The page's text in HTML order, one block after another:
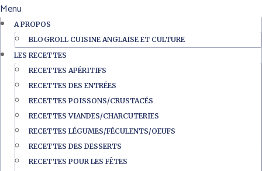
Menu
A PROPOS
BLOGROLL CUISINE ANGLAISE ET CULTURE
LES RECETTES
RECETTES APÉRITIFS
RECETTES DES ENTRÉES
RECETTES POISSONS/CRUSTACÉS
RECETTES VIANDES/CHARCUTERIES
RECETTES LÉGUMES/FÉCULENTS/OEUFS
RECETTES DES DESSERTS
RECETTES POUR LES FÊTES